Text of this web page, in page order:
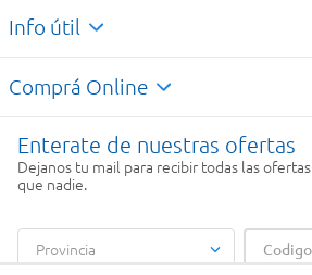
Info útil
Comprá Online
Enterate de nuestras ofertas
Dejanos tu mail para recibir todas las
que nadie.
Provincia